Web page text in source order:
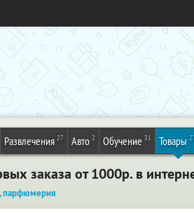
Развлечения 27 Авто 2 Обучение 31 Товары
заказа от 1000р. в
парфюмерия